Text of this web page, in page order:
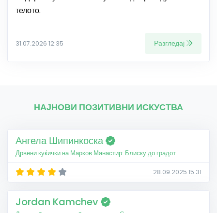
телото.
31.07.2026 12:35 Разгледај
НАЈНОВИ ПОЗИТИВНИ ИСКУСТВА
Ангела Шипинкоска
Дрвени куќички на Марков Манастир: Блиску до градот
28.09.2025 15:31
Jordan Kamchev